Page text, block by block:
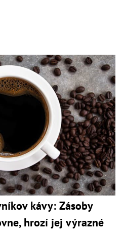
kávy: Zásoby
hrozí jej výrazné